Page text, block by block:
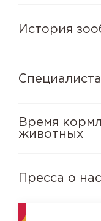
История
Время
животных
Пресса о нас